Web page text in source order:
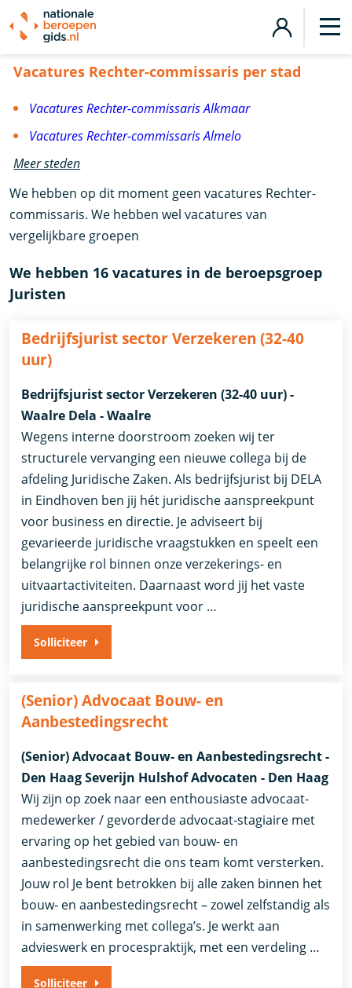
Vacatures Rechter-commissaris
Vacatures Rechter-commissaris per stad
Vacatures Rechter-commissaris Alkmaar
Vacatures Rechter-commissaris Almelo
Meer steden
We hebben op dit moment geen vacatures Rechter-
commissaris. We hebben wel vacatures van
vergelijkbare groepen
We hebben 16 vacatures in de beroepsgroep
Juristen
Bedrijfsjurist sector Verzekeren (32-40
uur)
Bedrijfsjurist sector Verzekeren (32-40 uur) -
Waalre Dela - Waalre
Wegens interne doorstroom zoeken wij ter
structurele vervanging een nieuwe collega bij de
afdeling Juridische Zaken. Als bedrijfsjurist bij DELA
in Eindhoven ben jij hét juridische aanspreekpunt
voor business en directie. Je adviseert bij
gevarieerde juridische vraagstukken en speelt een
belangrijke rol binnen onze verzekerings- en
uitvaartactiviteiten. Daarnaast word jij het vaste
juridische aanspreekpunt voor …
Solliciteer
(Senior) Advocaat Bouw- en
Aanbestedingsrecht
(Senior) Advocaat Bouw- en Aanbestedingsrecht -
Den Haag Severijn Hulshof Advocaten - Den Haag
Wij zijn op zoek naar een enthousiaste advocaat-
medewerker / gevorderde advocaat-stagiaire met
ervaring op het gebied van bouw- en
aanbestedingsrecht die ons team komt versterken.
Jouw rol Je bent betrokken bij alle zaken binnen het
bouw- en aanbestedingsrecht – zowel zelfstandig als
in samenwerking met collega’s. Je werkt aan
advieswerk en procespraktijk, met een verdeling …
Solliciteer